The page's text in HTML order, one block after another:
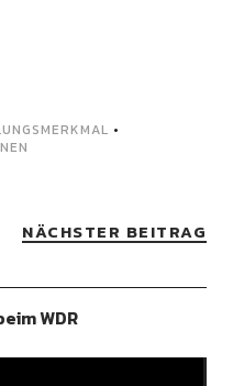
•
NÄCHSTER BEITRAG
WDR